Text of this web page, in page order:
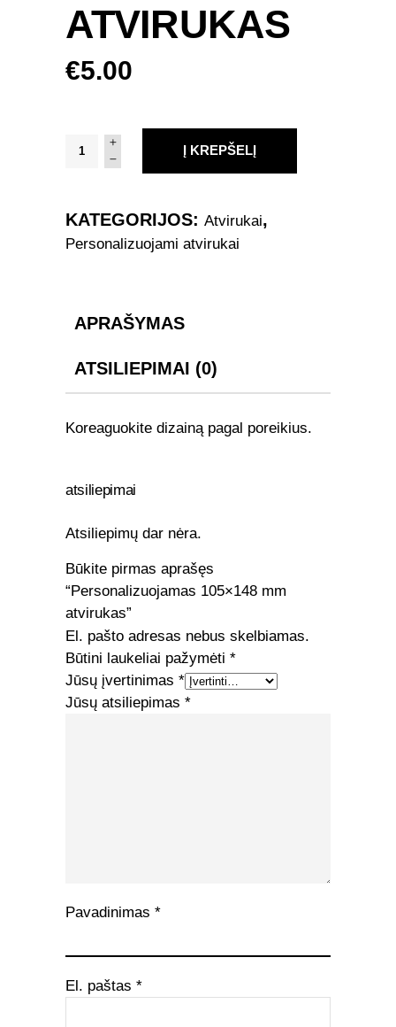
ATVIRUKAS
€5.00
Personalizuojamas
105x148
atvirukas
Į KREPŠELĮ
KATEGORIJOS: Atvirukai,
Personalizuojami atvirukai
APRAŠYMAS
ATSILIEPIMAI (0)
Koreaguokite dizainą pagal poreikius.
atsiliepimai
Atsiliepimų dar nėra.
Būkite pirmas aprašęs
“Personalizuojamas 105×148 mm
atvirukas”
El. pašto adresas nebus skelbiamas.
Būtini laukeliai pažymėti *
Jūsų įvertinimas *
Jūsų atsiliepimas *
Pavadinimas *
El. paštas *